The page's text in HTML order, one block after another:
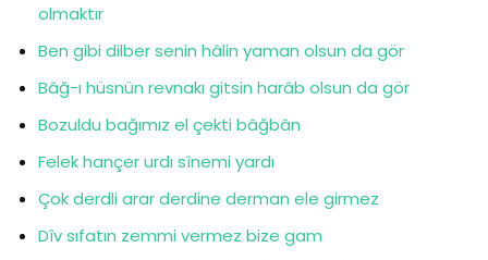
olmaktır
Ben gibi dilber senin hâlin yaman olsun da gör
Bâğ-ı hüsnün revnakı gitsin harâb olsun da gör
Bozuldu bağımız el çekti bâğbân
Felek hançer urdı sînemi yardı
Çok derdli arar derdine derman ele girmez
Dîv sıfatın zemmi vermez bize gam